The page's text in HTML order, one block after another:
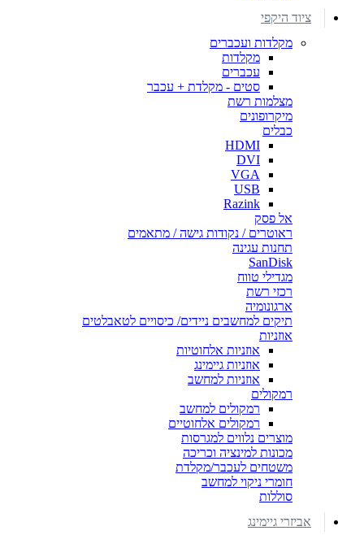
ציוד היקפי
מקלדות ועכברים
מקלדות
עכברים
סטים - מקלדת + עכבר
מצלמות רשת
מיקרופונים
כבלים
HDMI
DVI
VGA
USB
Razink
אל פסק
ראוטרים / נקודות גישה / מתאמים
תחנות עגינה
SanDisk
מגדילי טווח
רכזי רשת
ארגונומיה
תיקים למחשבים ניידים/ כיסויים לטאבלטים
אוזניות
אוזניות אלחוטיות
אוזניות גיימינג
אוזניות למחשב
רמקולים
רמקולים למחשב
רמקולים אלחוטיים
מוצרים נלווים למגרסות
מכונות למינציה וכריכה
משטחים לעכבר/מקלדת
חומרי ניקוי למחשב
סוללות
אביזרי גיימינג